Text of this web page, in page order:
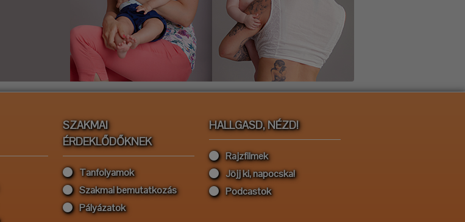
SZAKMAI
ÉRDEKLŐDŐKNEK
Tanfolyamok
Szakmai bemutatkozás
Pályázatok
HALLGASD, NÉZD!
Rajzfilmek
Jöjj ki, napocska!
Podcastok